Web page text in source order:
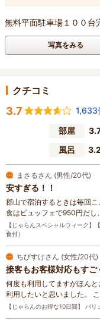
無料平面駐車場１００台
写真をみる
クチコミ
3.7
1,633
部屋
風呂
3.2
まさるさん (男性/20代)
安すぎる！！
郡山で宿泊するときは毎回
食はビュッフェで950円だ
【じゃらんスペシャルウィーク
食付）
ちびすけさん (女性/20代)
接客もお客様対応もすご
何度も利用してますがほん
利用したいと思いました。
【じゃらんのお得な10日間】 バ